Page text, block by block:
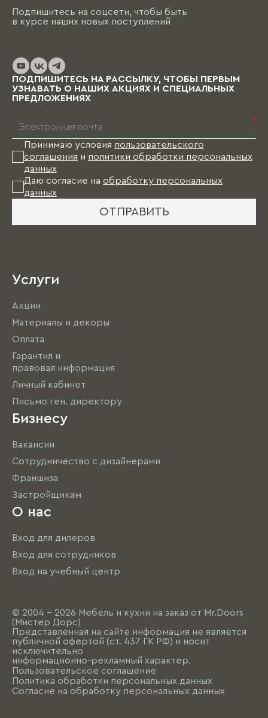
Подпишитесь на соцсети, чтобы быть
в курсе наших новых поступлений
ПОДПИШИТЕСЬ НА РАССЫЛКУ, ЧТОБЫ ПЕРВЫМ
УЗНАВАТЬ О НАШИХ АКЦИЯХ И СПЕЦИАЛЬНЫХ
ПРЕДЛОЖЕНИЯХ
*
Принимаю условия пользовательского
соглашения и политики обработки персональных
данных
Даю согласие на обработку персональных
данных
ОТПРАВИТЬ
Услуги
Акции
Материалы и декоры
Оплата
Гарантия и
правовая информация
Личный кабинет
Письмо ген. директору
Бизнесу
Вакансии
Сотрудничество с дизайнерами
Франшиза
Застройщикам
О нас
Вход для дилеров
Вход для сотрудников
Вход на учебный центр
© 2004 - 2026 Мебель и кухни на заказ от Mr.Doors
(Мистер Дорс)
Представленная на сайте информация не является
публичной офертой (ст. 437 ГК РФ) и носит
исключительно
информационно-рекламный характер.
Пользовательское соглашение
Политика обработки персональных данных
Согласие на обработку персональных данных